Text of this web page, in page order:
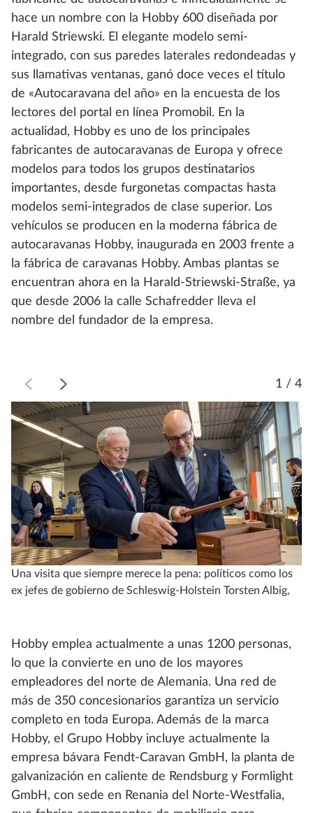
hace un nombre con la Hobby 600 diseñada por
Harald Striewski. El elegante modelo semi-
integrado, con sus paredes laterales redondeadas y
sus llamativas ventanas, ganó doce veces el título
de «Autocaravana del año» en la encuesta de los
lectores del portal en línea Promobil. En la
actualidad, Hobby es uno de los principales
fabricantes de autocaravanas de Europa y ofrece
modelos para todos los grupos destinatarios
importantes, desde furgonetas compactas hasta
modelos semi-integrados de clase superior. Los
vehículos se producen en la moderna fábrica de
autocaravanas Hobby, inaugurada en 2003 frente a
la fábrica de caravanas Hobby. Ambas plantas se
encuentran ahora en la Harald-Striewski-Straße, ya
que desde 2006 la calle Schafredder lleva el
nombre del fundador de la empresa.
1 / 4
Una visita que siempre merece la pena: políticos como los
ex jefes de gobierno de Schleswig-Holstein Torsten Albig,
Hobby emplea actualmente a unas 1200 personas,
lo que la convierte en uno de los mayores
empleadores del norte de Alemania. Una red de
más de 350 concesionarios garantiza un servicio
completo en toda Europa. Además de la marca
Hobby, el Grupo Hobby incluye actualmente la
empresa bávara Fendt-Caravan GmbH, la planta de
galvanización en caliente de Rendsburg y Formlight
GmbH, con sede en Renania del Norte-Westfalia,